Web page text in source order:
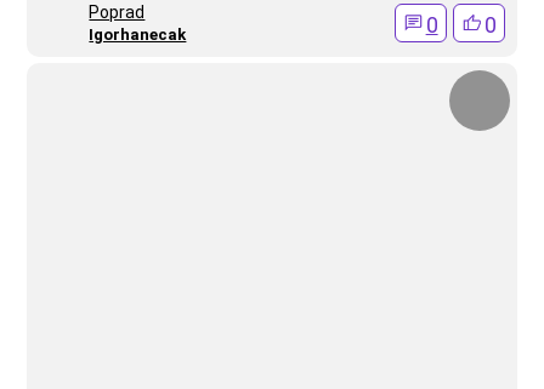
Poprad
Igorhanecak 0 0